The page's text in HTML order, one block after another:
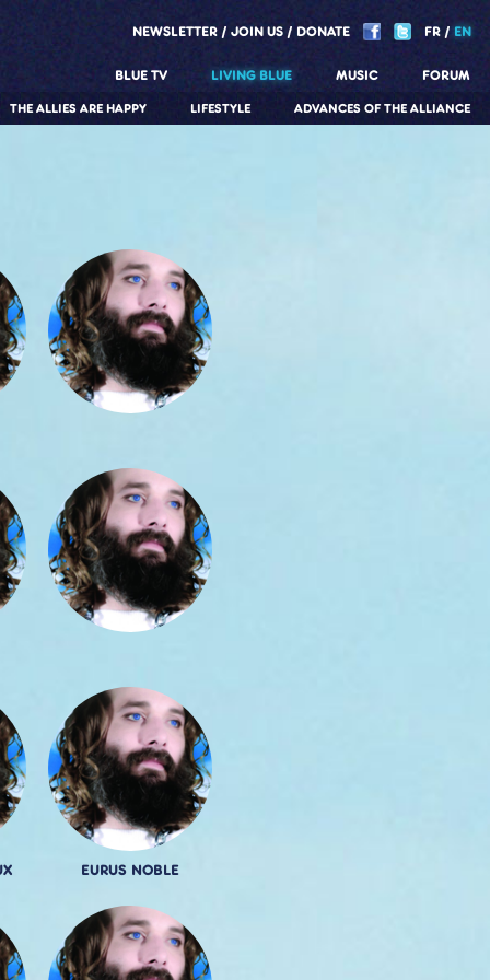
NEWSLETTER JOIN US DONATE FR EN
BLUE TV LIVING BLUE
ADVANCES OF THE ALLIANCE
LIFESTYLE
THE ALLIES ARE HAPPY
MUSIC FORUM
EURUS NOBLE